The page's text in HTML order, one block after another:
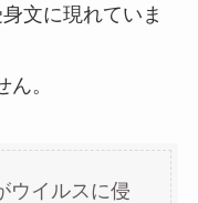
文に現れていま
。
ウイルスに侵